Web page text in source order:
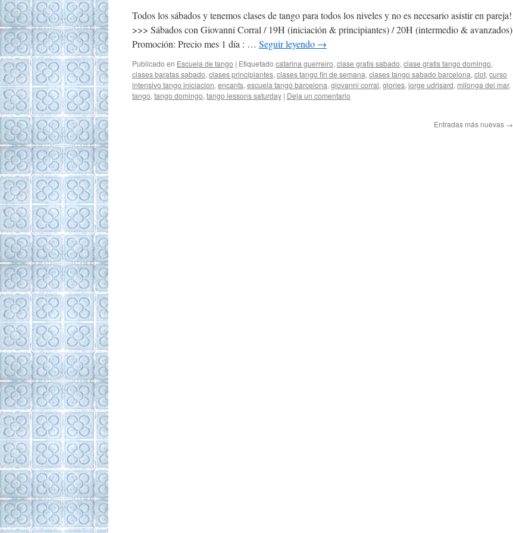
Todos los sábados y tenemos clases de tango para todos los niveles y no es necesario asistir en pareja!
>>> Sábados con Giovanni Corral / 19H (iniciación & principiantes) / 20H (intermedio & avanzados)
Promoción: Precio mes 1 día : … Seguir leyendo →
Publicado en Escuela de tango | Etiquetado catarina guerreiro, clase gratis sabado, clase gratis tango domingo,
clases baratas sabado, clases principiantes, clases tango fin de semana, clases tango sabado barcelona, clot, curso
intensivo tango iniciacion, encants, escuela tango barcelona, giovanni corral, glories, jorge udrisard, milonga del mar,
tango, tango domingo, tango lessons saturday | Deja un comentario
Entradas más nuevas →